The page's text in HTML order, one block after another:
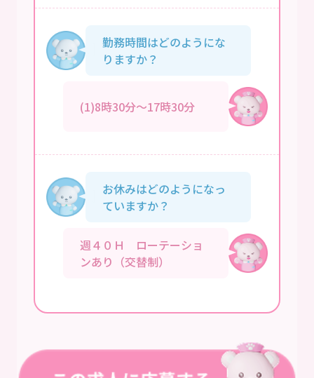
勤務時間はどのようにな
りますか？
(1)8時30分～17時30分
お休みはどのようになっ
ていますか？
週４０Ｈ ローテーショ
ンあり（交替制）